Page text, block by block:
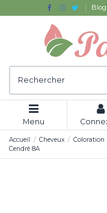
Blog
Menu
Accueil Cheveux Coloration
Cendré 8A